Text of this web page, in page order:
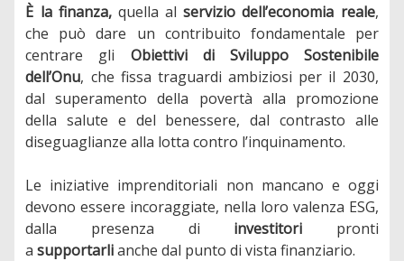
È la finanza, quella al servizio dell’economia reale,
che può dare un contribuito fondamentale per
centrare gli Obiettivi di Sviluppo Sostenibile
dell’Onu, che fissa traguardi ambiziosi per il 2030,
dal superamento della povertà alla promozione
della salute e del benessere, dal contrasto alle
diseguaglianze alla lotta contro l’inquinamento.
Le iniziative imprenditoriali non mancano e oggi
devono essere incoraggiate, nella loro valenza ESG,
dalla presenza di investitori pronti
a supportarlianche dal punto di vista finanziario.